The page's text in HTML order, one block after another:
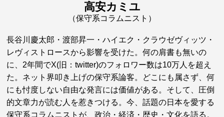
高安カミユ
（保守系コラムニスト）
長谷川慶太郎・渡部昇一・ハイエク・クラウゼヴィッツ・
レヴィストロースから影響を受けた。何の肩書も無いの
に、2年間でX(旧：twitter)のフォロワー数は10万人を超え
た。ネット界叩き上げの保守系論客。どこにも属さず、何
にも忖度しない自由な発言には価値がある。そして、圧倒
的文章力が読む人を惹きつける。今、話題の日本を愛する
保守系コラムニストが、政治・経済・歴史・文化を語る。